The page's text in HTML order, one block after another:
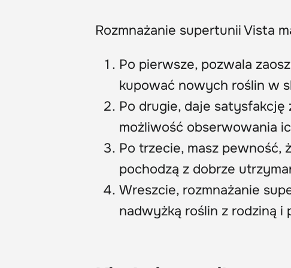
Rozmnażanie supertunii Vista
Po pierwsze, pozwala
kupować nowych roślin w
Po drugie, daje satysfakcję
możliwość obserwowania
Po trzecie, masz pewność,
pochodzą z dobrze
Wreszcie, rozmnażanie
nadwyżką roślin z rodziną i